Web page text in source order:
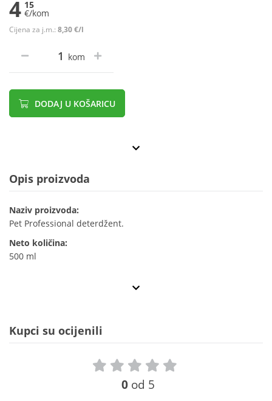
4 15
€/kom
Cijena za j.m.: 8,30 €/l
kom
DODAJ U KOŠARICU
Opis proizvoda
Naziv proizvoda:
Pet Professional deterdžent.
Neto količina:
500 ml
Kupci su ocijenili
0 od 5